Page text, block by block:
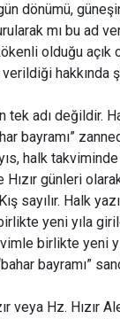
dönümü,
mı bu ad
olduğu açık
verildiği
tek adı değildir.
bayramı”
halk takviminde
günleri
sayılır. Halk
yeni yıla
birlikte yeni
bayramı”
veya Hz. Hızır